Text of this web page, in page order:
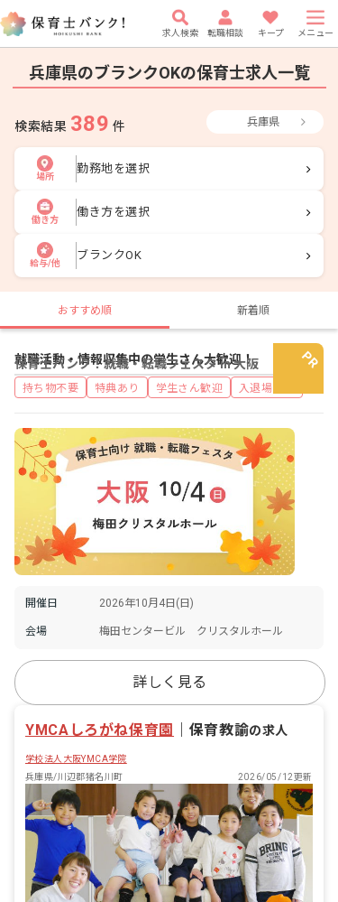
求人検索 転職相談 キープ メニュー
兵庫県のブランクOKの保育士求人一覧
検索結果 389 件 兵庫県
場所
勤務地を選択
働き方
働き方を選択
給与/他
ブランクOK
おすすめ順 新着順
保育士バンク！就職・転職フェスタ in 大阪
就職活動・情報収集中の学生さん大歓迎！
持ち物不要 特典あり 学生さん歓迎 入退場自由
開催日 2026年10月4日(日)
会場 梅田センタービル クリスタルホール
詳しく見る
YMCAしろがね保育園 保育教諭の求人
学校法人大阪YMCA学院
兵庫県/川辺郡猪名川町
2026/05/12更新